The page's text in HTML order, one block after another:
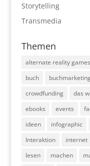
Storytelling
Transmedia
Themen
alternate reality games
buch
crowdfunding
das
ebooks
events
ideen
infographic
Interaktion
internet
lesen
machen